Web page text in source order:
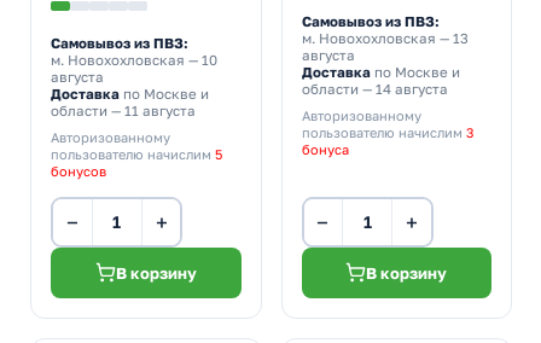
Самовывоз из ПВЗ:
м. Новохохловская — 10
августа
Доставка по Москве и
области — 11 августа
Авторизованному
пользователю начислим 5
бонусов
− +
В корзину
Самовывоз из ПВЗ:
м. Новохохловская — 13
августа
Доставкапо Москве и
области — 14 августа
Авторизованному
пользователю начислим 3
бонуса
− +
В корзину